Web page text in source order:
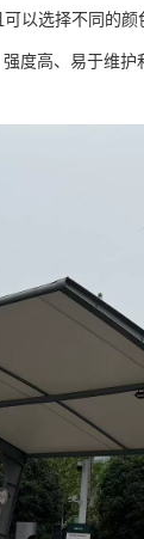
以选择不同的颜
度高、易于维